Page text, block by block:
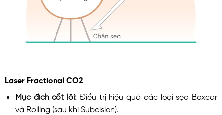
Laser Fractional CO2
Mục đích cốt lõi: Điều trị hiệu quả các loại sẹo Boxcar
và Rolling (sau khi Subcision).